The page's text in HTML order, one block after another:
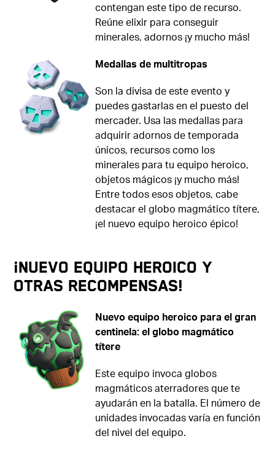
contengan este tipo de recurso.
Reúne elixir para conseguir
minerales, adornos ¡y mucho más!
Medallas de multitropas
Son la divisa de este evento y
puedes gastarlas en el puesto del
mercader. Usa las medallas para
adquirir adornos de temporada
únicos, recursos como los
minerales para tu equipo heroico,
objetos mágicos ¡y mucho más!
Entre todos esos objetos, cabe
destacar el globo magmático títere,
¡el nuevo equipo heroico épico!
¡Nuevo equipo heroico y
otras recompensas!
Nuevo equipo heroico para el gran
centinela: el globo magmático
títere
Este equipo invoca globos
magmáticos aterradores que te
ayudarán en la batalla. El número de
unidades invocadas varía en función
del nivel del equipo.